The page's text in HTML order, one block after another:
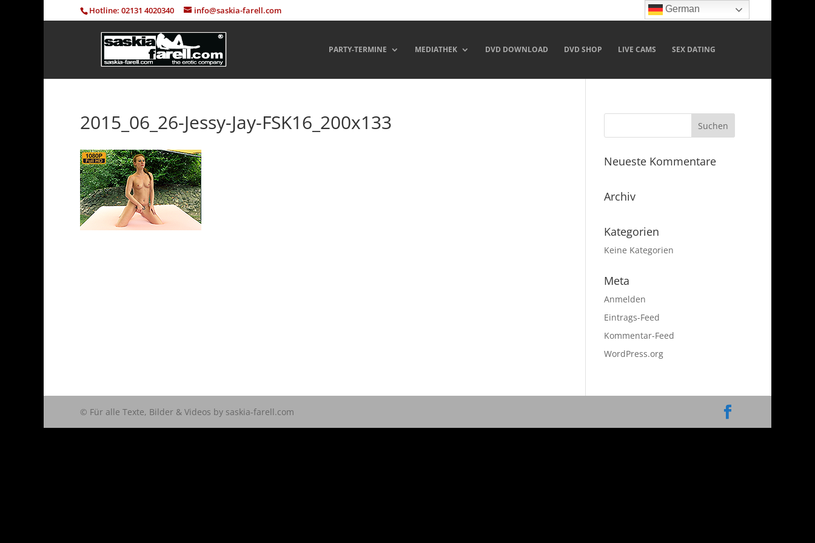
Hotline: 02131 4020340 info@saskia-farell.com
PARTY-TERMINE MEDIATHEK DVD DOWNLOAD DVD SHOP LIVE CAMS SEX DATING
2015_06_26-Jessy-Jay-FSK16_200x133
Neueste Kommentare
Archiv
Kategorien
Keine Kategorien
Meta
Anmelden
Eintrags-Feed
Kommentar-Feed
WordPress.org
© Für alle Texte, Bilder & Videos by saskia-farell.com
German